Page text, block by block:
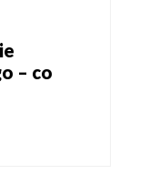
– co